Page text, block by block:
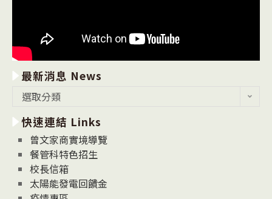
最新消息 News
消
息
News
選取分類
快速連結 Links
曾文家商實境導覽
餐管科特色招生
校長信箱
太陽能發電回饋金